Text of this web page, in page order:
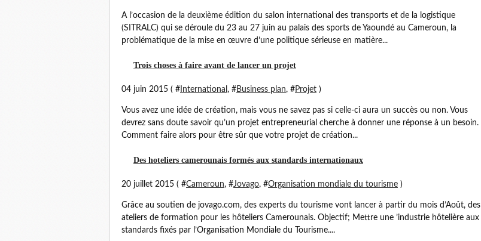
A l’occasion de la deuxième édition du salon international des transports et de la logistique
(SITRALC) qui se déroule du 23 au 27 juin au palais des sports de Yaoundé au Cameroun, la
problématique de la mise en œuvre d’une politique sérieuse en matière...
Trois choses à faire avant de lancer un projet
04 juin 2015 ( # International , #Business plan, #Projet )
Vous avez une idée de création, mais vous ne savez pas si celle-ci aura un succès ou non. Vous
devrez sans doute savoir qu’un projet entrepreneurial cherche à donner une réponse à un besoin.
Comment faire alors pour être sûr que votre projet de création...
Des hoteliers camerounais formés aux standards internationaux
20 juillet 2015 ( #Cameroun, #Jovago, #Organisation mondiale du tourisme )
Grâce au soutien de jovago.com, des experts du tourisme vont lancer à partir du mois d’Août, des
ateliers de formation pour les hôteliers Camerounais. Objectif; Mettre une ’industrie hôtelière aux
standards fixés par l’Organisation Mondiale du Tourisme....